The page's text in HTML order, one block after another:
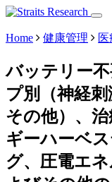
Home 健康管理
バッテリー
プ別（神経
その他）、
ギーハーベ
グ、圧電エ